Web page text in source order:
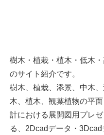
樹木・植栽・植木・低木
のサイト紹介です。
樹木、植栽、添景、中木
木、植木、観葉植物の平
計における展開図用プレ
る、2Dcadデータ・